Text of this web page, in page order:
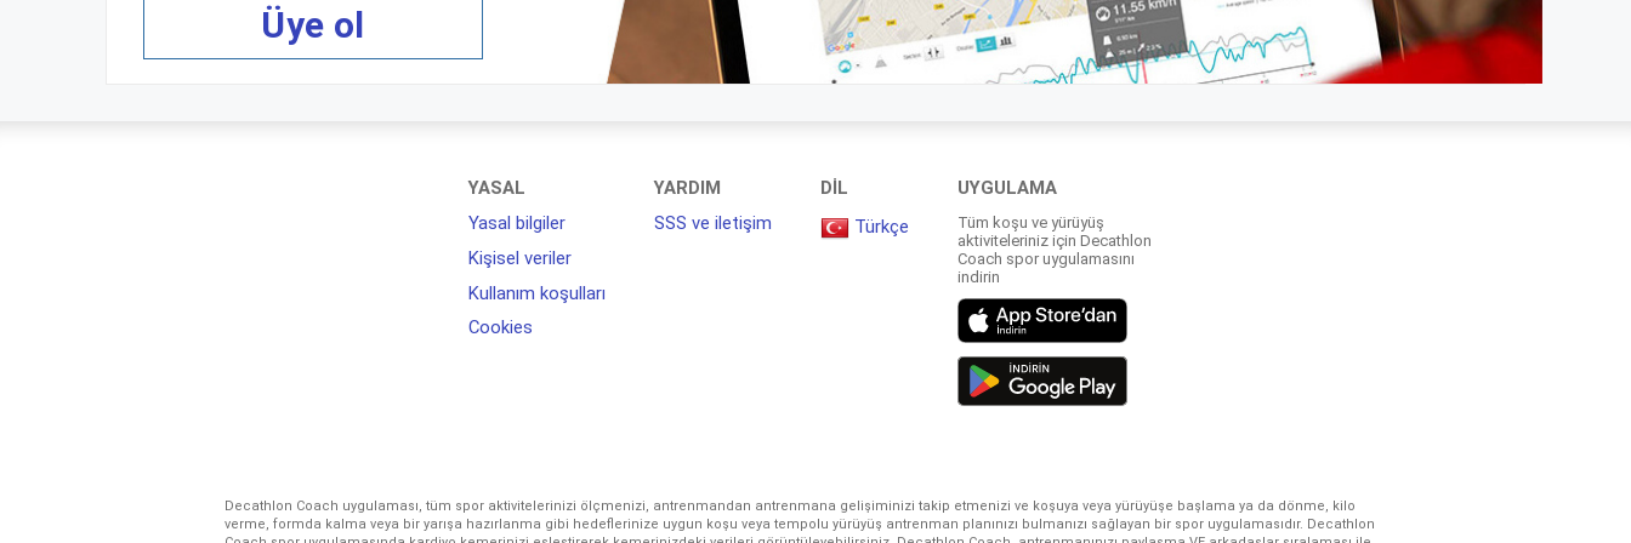
Üye ol
YASAL
Yasal bilgiler
Kişisel veriler
Kullanım koşulları
Cookies
YARDIM
SSS ve iletişim
DIL
Türkçe
UYGULAMA
Tüm koşu ve yürüyüş
aktiviteleriniz için Decathlon
Coach spor uygulamasını
indirin
Decathlon Coach uygulaması, tüm spor aktivitelerinizi ölçmenizi, antrenmandan antrenmana gelişiminizi takip etmenizi ve koşuya veya yürüyüşe başlama ya da dönme, kilo
verme, formda kalma veya bir yarışa hazırlanma gibi hedeflerinize uygun koşu veya tempolu yürüyüş antrenman planınızı bulmanızı sağlayan bir spor uygulamasıdır. Decathlon